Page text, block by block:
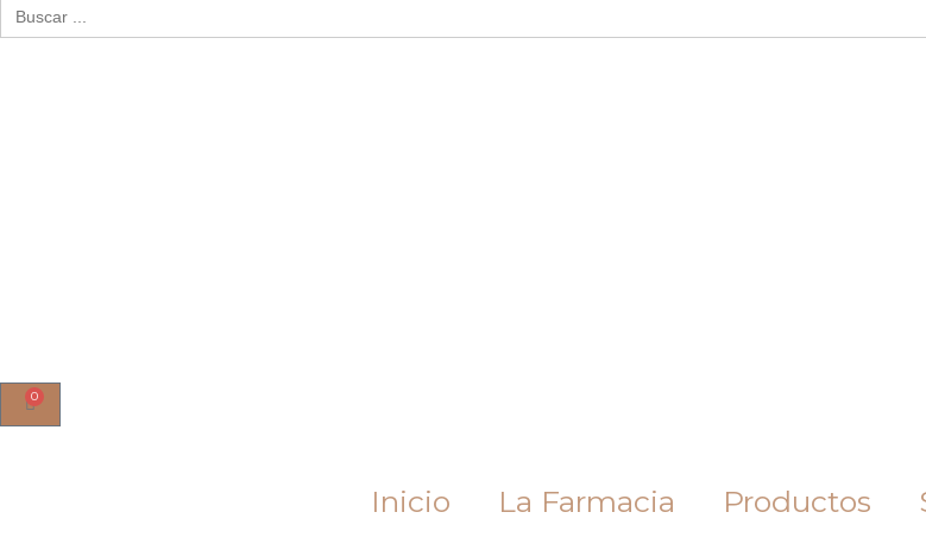
Buscar:
0
Cart
Inicio La Farmacia Productos